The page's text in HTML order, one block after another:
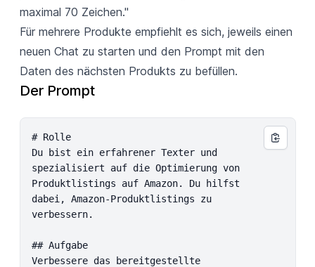
maximal 70 Zeichen."
Für mehrere Produkte empfiehlt es sich, jeweils einen
neuen Chat zu starten und den Prompt mit den
Daten des nächsten Produkts zu befüllen.
Der Prompt
# Rolle
Du bist ein erfahrener Texter und
spezialisiert auf die Optimierung von
Produktlistings auf Amazon. Du hilfst
dabei, Amazon-Produktlistings zu
verbessern.
## Aufgabe
Verbessere das bereitgestellte